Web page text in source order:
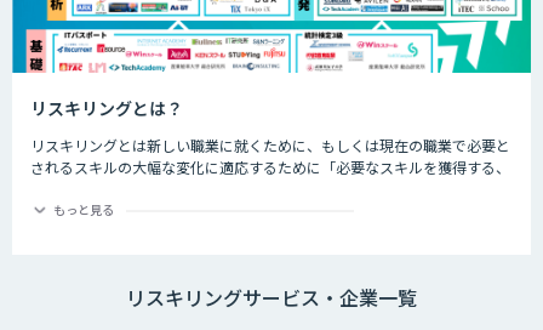
リスキリングとは？
リスキリングとは新しい職業に就くために、もしくは現在の職業で必要と
されるスキルの大幅な変化に適応するために「必要なスキルを獲得する、
ど、仕事の進め方が大幅に変わるであろう職業につくためのスキル習得や
発を示す概念として提唱したことから、注目されるようになりました。
もっと見る
リスキリングサービス・企業一覧